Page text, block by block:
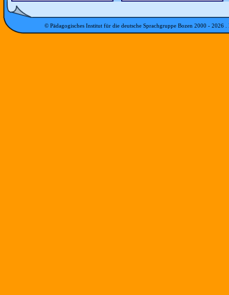
© Pädagogisches Institut für die deutsche Sprachgruppe Bozen 2000 - 2026